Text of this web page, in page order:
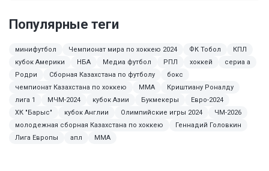
Популярные теги
минифутбол Чемпионат мира по хоккею 2024 ФК Тобол
КПЛ
кубок Америки
НБА Медиа футбол РПЛ хоккей
сериа а
Родри
Сборная Казахстана по футболу
бокс
чемпионат Казахстана по хоккею
ММА
Криштиану Роналду
лига 1
МЧМ-2024 кубок Азии Букмекеры
Евро-2024
ХК "Барыс"
кубок Англии Олимпийские игры 2024
ЧМ-2026
молодежная сборная Казахстана по хоккею
Геннадий Головкин
Лига Европы
апл MMA